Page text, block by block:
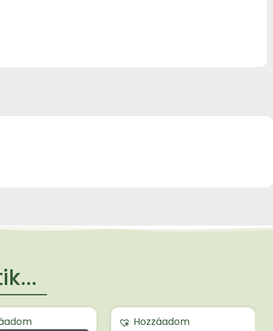
Hozzáadom